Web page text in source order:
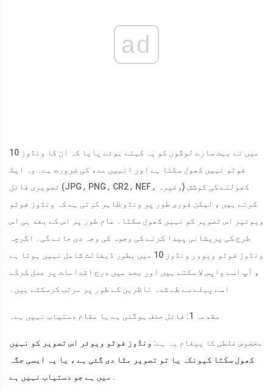
ad
میں نے بہت سارے لوگوں کو یہ کہتے ہوئے پایا کہ ان کا ونڈوز 10
فوٹو نہیں کھول سکتا ہے اور انہیں مدد کی ضرورت ہے۔ وہ ایک
تصویری فائل (JPG، PNG، CR2، NEF، وغیرہ) کھولنے کی کوشش
کرتے ہیں ، لیکن فوری طور پر ونڈو ظاہر کرتی ہے کہ ونڈوز فوٹو
ویوئیر اس تصویر کو نہیں کھول سکتا۔ عام طور پر اس کے بعد ہی اس
طرح کی پریشانی پیدا کرنے کی وجوہ کی وجہ دی جائے گی۔ اگرچہ
ونڈوز فوٹو ویوور ونڈوز 10 میں بطور ڈیفالٹ شامل نہیں ہوتا ہے
، آپ اسے واپس لا سکتے ہیں اور بعد میں درج اقدامات پر عمل کرکے
اسے پہلے سے طے شدہ ناظرین کے طور پر مرتب کرسکتے ہیں۔
مقدمہ 1: فائل حذف ہوگئی ہے یا مقام دستیاب نہیں ہے۔
مخصوص غلطی کا پیغام یہ ہے: ونڈوز فوٹو ویوئر اس تصویر کو نہیں
کھول سکتا کیونکہ یا تو تصویر مٹا دی گئی ہے ، یا یہ ایسی جگہ
میں ہے جو دستیاب نہیں ہے .